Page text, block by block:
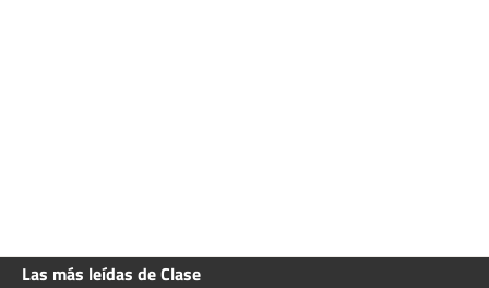
Las más leídas de Clase